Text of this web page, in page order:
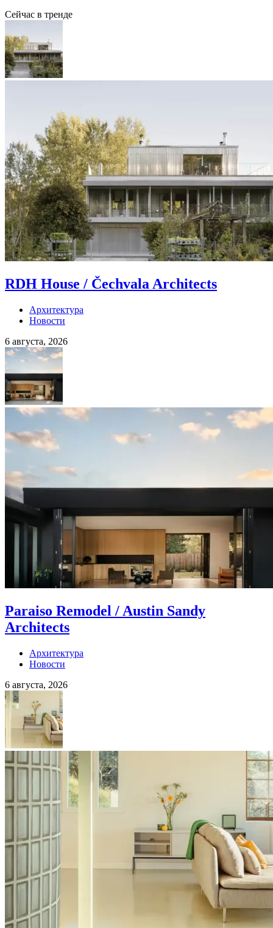
Сейчас в тренде
RDH House / Čechvala Architects
Архитектура
Новости
6 августа, 2026
Paraiso Remodel / Austin Sandy
Architects
Архитектура
Новости
6 августа, 2026